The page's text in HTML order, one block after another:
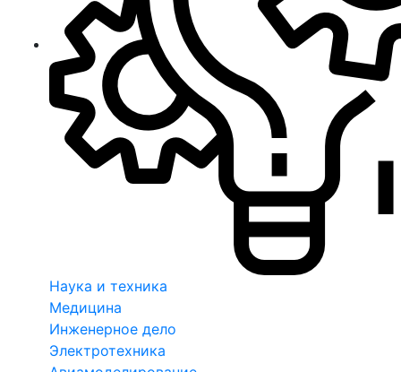
Наука и техника
Медицина
Инженерное дело
Электротехника